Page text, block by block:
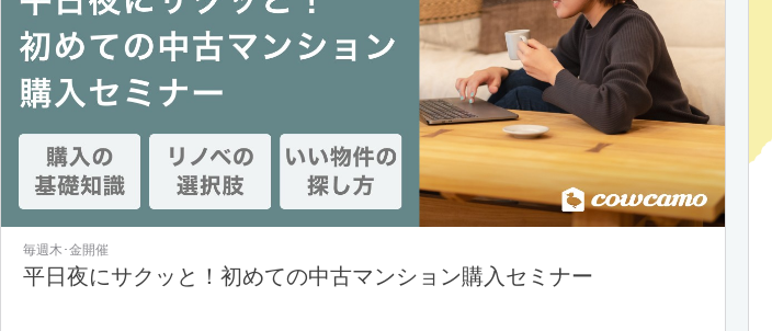
毎週木･金開催
平日夜にサクッと！初めての中古マンション購入セミナー